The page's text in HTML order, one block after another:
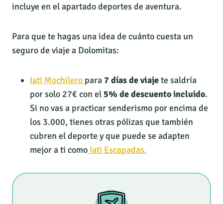
incluye en el apartado deportes de aventura.
Para que te hagas una idea de cuánto cuesta un
seguro de viaje a Dolomitas:
Iati Mochilero para 7 días de viajete saldría
por solo 27€ con el 5% de descuento incluido.
Si no vas a practicar senderismo por encima de
los 3.000, tienes otras pólizas que también
cubren el deporte y que puede se adapten
mejor a ti como Iati Escapadas.